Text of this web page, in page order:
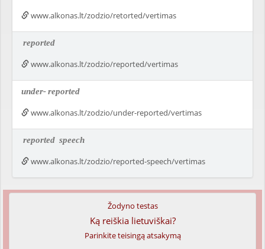
www.alkonas.lt/zodzio/retorted/vertimas
reported
www.alkonas.lt/zodzio/reported/vertimas
under-reported
www.alkonas.lt/zodzio/under-reported/vertimas
reported speech
www.alkonas.lt/zodzio/reported-speech/vertimas
Žodyno testas
Ką reiškia lietuviškai?
Parinkite teisingą atsakymą